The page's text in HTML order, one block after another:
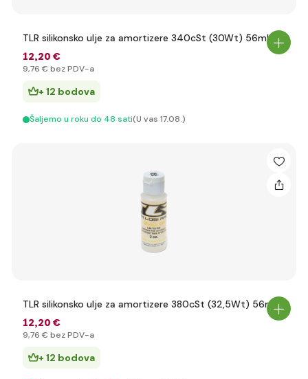
TLR silikonsko ulje za amortizere 340cSt (30Wt) 56ml
12,20 €
9,76 € bez PDV-a
+ 12 bodova
Šaljemo u roku do 48 sati(U vas 17.08.)
TLR silikonsko ulje za amortizere 380cSt (32,5Wt) 56ml
12,20 €
9,76 € bez PDV-a
+ 12 bodova